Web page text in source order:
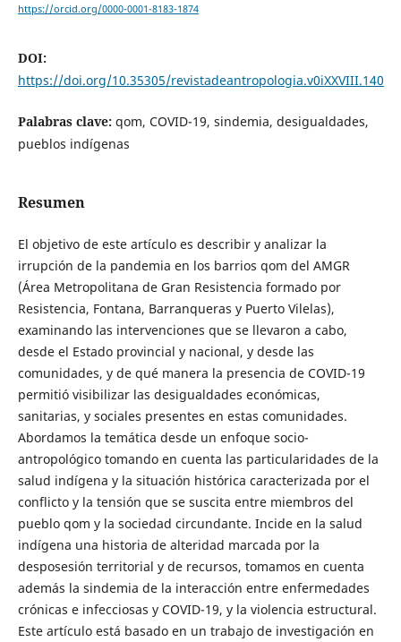
https://orcid.org/0000-0001-8183-1874
DOI:
https://doi.org/10.35305/revistadeantropologia.v0iXXVIII.140
Palabras clave: qom, COVID-19, sindemia, desigualdades,
pueblos indígenas
Resumen
El objetivo de este artículo es describir y analizar la
irrupción de la pandemia en los barrios qom del AMGR
(Área Metropolitana de Gran Resistencia formado por
Resistencia, Fontana, Barranqueras y Puerto Vilelas),
examinando las intervenciones que se llevaron a cabo,
desde el Estado provincial y nacional, y desde las
comunidades, y de qué manera la presencia de COVID-19
permitió visibilizar las desigualdades económicas,
sanitarias, y sociales presentes en estas comunidades.
Abordamos la temática desde un enfoque socio-
antropológico tomando en cuenta las particularidades de la
salud indígena y la situación histórica caracterizada por el
conflicto y la tensión que se suscita entre miembros del
pueblo qom y la sociedad circundante. Incide en la salud
indígena una historia de alteridad marcada por la
desposesión territorial y de recursos, tomamos en cuenta
además la sindemia de la interacción entre enfermedades
crónicas e infecciosas y COVID-19, y la violencia estructural.
Este artículo está basado en un trabajo de investigación en